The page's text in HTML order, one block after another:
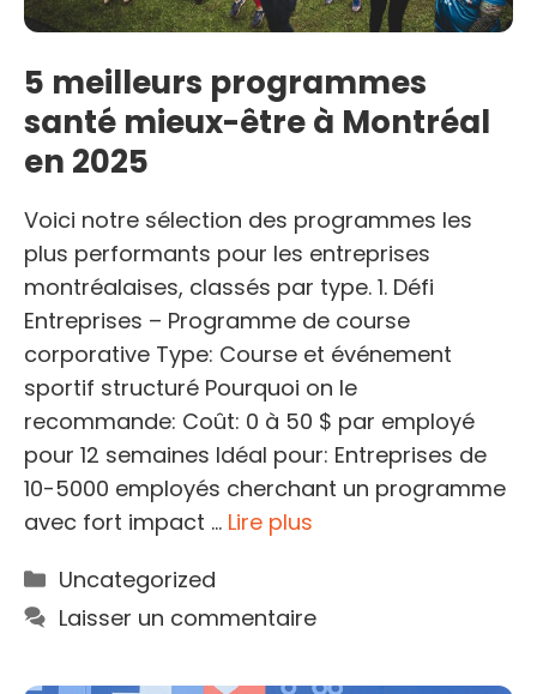
5 meilleurs programmes
santé mieux-être à Montréal
en 2025
Voici notre sélection des programmes les
plus performants pour les entreprises
montréalaises, classés par type. 1. Défi
Entreprises – Programme de course
corporative Type: Course et événement
sportif structuré Pourquoi on le
recommande: Coût: 0 à 50 $ par employé
pour 12 semaines Idéal pour: Entreprises de
10-5000 employés cherchant un programme
avec fort impact … Lire plus
Catégories
Uncategorized
Laisser un commentaire